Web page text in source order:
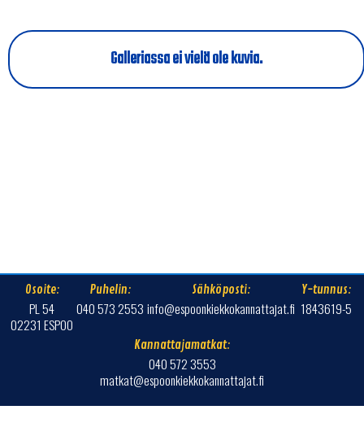
Galleriassa ei vielä ole kuvia.
Osoite:
PL 54
02231 ESPOO
Puhelin:
040 573 2553
Sähköposti:
info@espoonkiekkokannattajat.fi
Y-tunnus:
1843619-5
Kannattajamatkat:
040 572 3553
matkat@espoonkiekkokannattajat.fi